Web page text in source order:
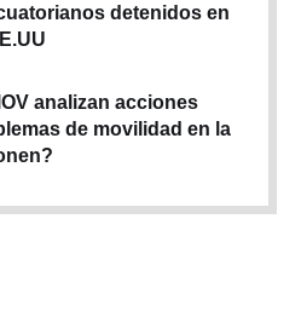
detenidos en
analizan acciones
de movilidad en la